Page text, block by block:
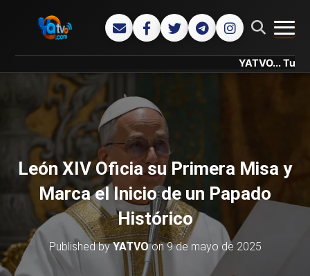
YATVO... Tu Canal
León XIV Oficia su Primera Misa y
Marca el Inicio de un Papado
Histórico
Published byYATVOon9 de mayo de 2025